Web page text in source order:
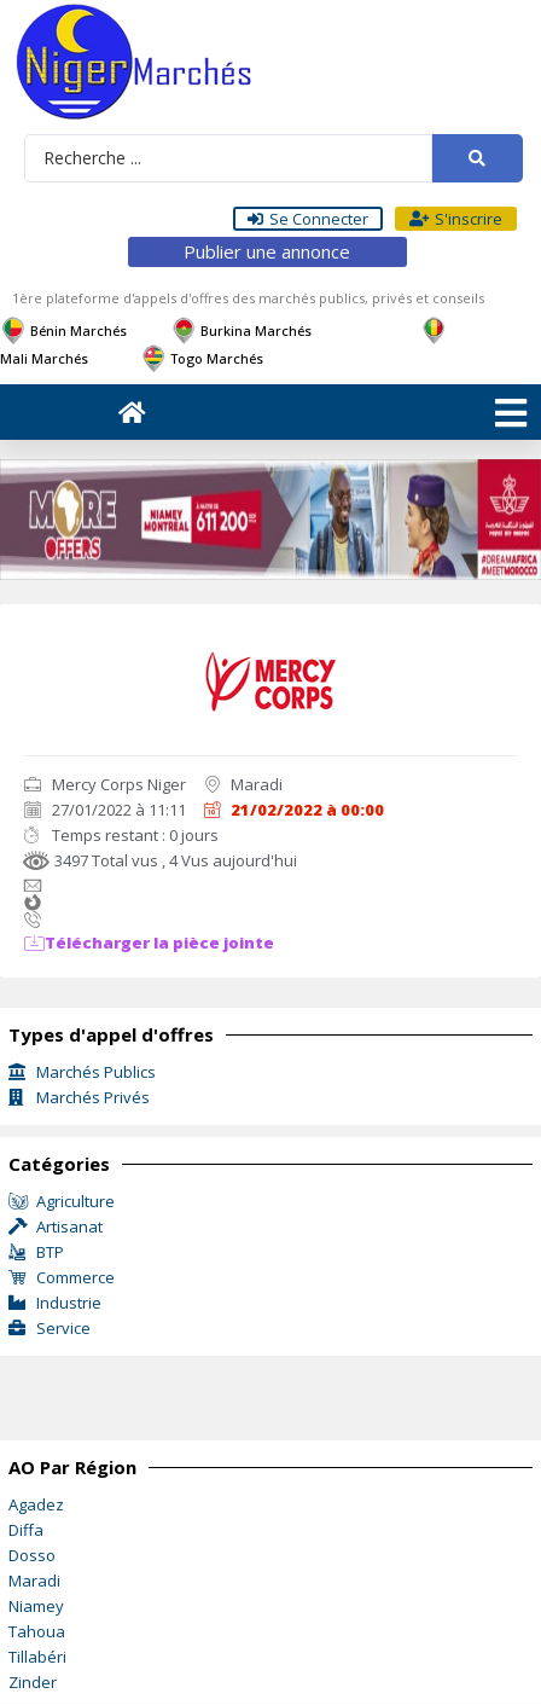
Se Connecter S'inscrire
Publier une annonce
1ère plateforme d'appels d'offres des marchés publics, privés et conseils
Bénin Marchés
Burkina Marchés
Mali Marchés
Togo Marchés
Mercy Corps Niger
Maradi
27/01/2022 à 11:11
21/02/2022 à 00:00
Temps restant : 0 jours
3497 Total vus , 4 Vus aujourd'hui
Télécharger la pièce jointe
Types d'appel d'offres
Marchés Publics
Marchés Privés
Catégories
Agriculture
Artisanat
BTP
Commerce
Industrie
Service
AO Par Région
Agadez
Diffa
Dosso
Maradi
Niamey
Tahoua
Tillabéri
Zinder